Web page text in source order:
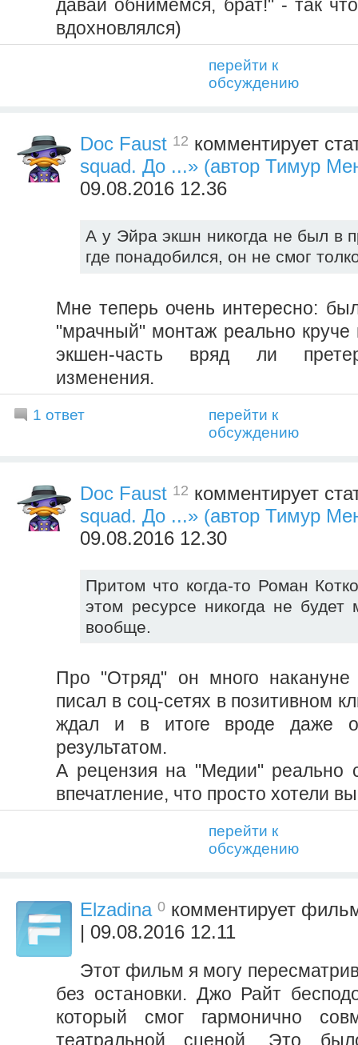
давай обнимемся, брат!" - так
вдохновлялся)
перейти к
обсуждению
Doc Faust 12 комментирует
squad. До ...» (автор Тимур
09.08.2016 12.36
А у Эйра экшн никогда не был в
где понадобился, он не смог
Мне теперь очень интересно:
"мрачный" монтаж реально круче
экшен-часть вряд ли
изменения.
1 ответ
перейти к
обсуждению
Doc Faust 12 комментирует
squad. До ...» (автор Тимур
09.08.2016 12.30
Притом что когда-то Роман
этом ресурсе никогда не будет
вообще.
Про "Отряд" он много
писал в соц-сетях в позитивном
ждал и в итоге вроде даже
результатом.
А рецензия на "Медии" реально
впечатление, что просто хотели
перейти к
обсуждению
Elzadina 0 комментирует
| 09.08.2016 12.11
Этот фильм я могу
без остановки. Джо Райт
который смог гармонично
театральной сценой. Это